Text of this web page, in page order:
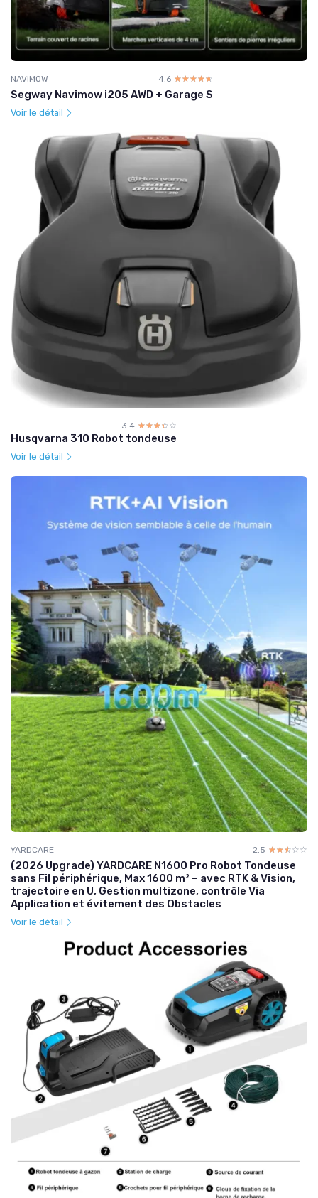
NAVIMOW 4.6 ☆☆☆☆☆
★★★★★
Segway Navimow i205 AWD + Garage S
Voir le détail
3.4 ☆☆☆☆☆
★★★★★
Husqvarna 310 Robot tondeuse
Voir le détail
YARDCARE 2.5 ☆☆☆☆☆
★★★★★
(2026 Upgrade) YARDCARE N1600 Pro Robot Tondeuse
sans Fil périphérique, Max 1600 m² – avec RTK & Vision,
trajectoire en U, Gestion multizone, contrôle Via
Application et évitement des Obstacles
Voir le détail